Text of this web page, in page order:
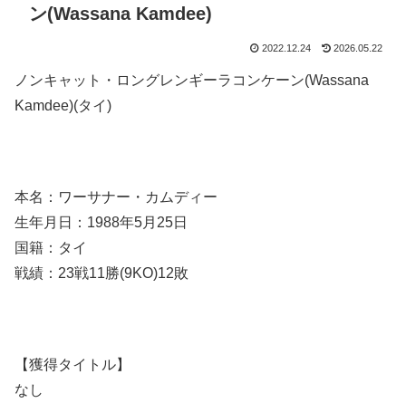
ン(Wassana Kamdee)
2022.12.24 2026.05.22
ノンキャット・ロングレンギーラコンケーン(Wassana
Kamdee)(タイ)
本名：ワーサナー・カムディー
生年月日：1988年5月25日
国籍：タイ
戦績：23戦11勝(9KO)12敗
【獲得タイトル】
なし